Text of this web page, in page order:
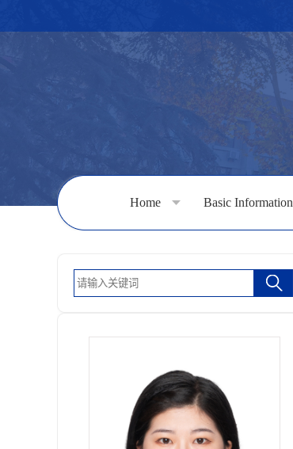
Home Basic Information